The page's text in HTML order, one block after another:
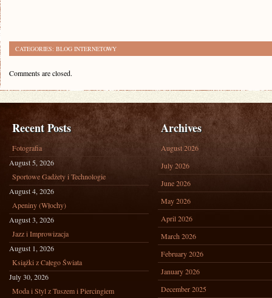
CATEGORIES: BLOG INTERNETOWY
Comments are closed.
Recent Posts
Fotografia
August 5, 2026
Sportowe Gadżety i Technologie
August 4, 2026
Apeniny (Włochy)
August 3, 2026
Jazz i Improwizacja
August 1, 2026
Książki z Całego Świata
July 30, 2026
Moda i Styl z Tuszem i Piercingiem
Archives
August 2026
July 2026
June 2026
May 2026
April 2026
March 2026
February 2026
January 2026
December 2025